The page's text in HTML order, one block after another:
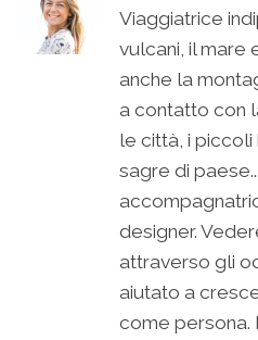
Viaggiatrice
vulcani, il mare
anche la
a contatto con
le città, i
sagre di
designer.
attraverso gli
aiutato a
come persona.